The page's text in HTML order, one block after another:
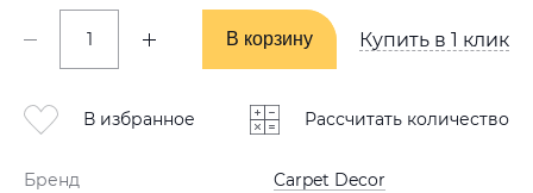
В корзину
В корзину Купить в 1 клик
В избранное Рассчитать количество
Бренд
Carpet Decor